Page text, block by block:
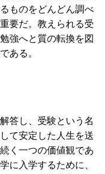
ものをどんどん調べ
要だ。教えられる受
強へと質の転換を図
ある。
答し、受験という名
て安定した人生を送
く一つの価値観であ
に入学するために、